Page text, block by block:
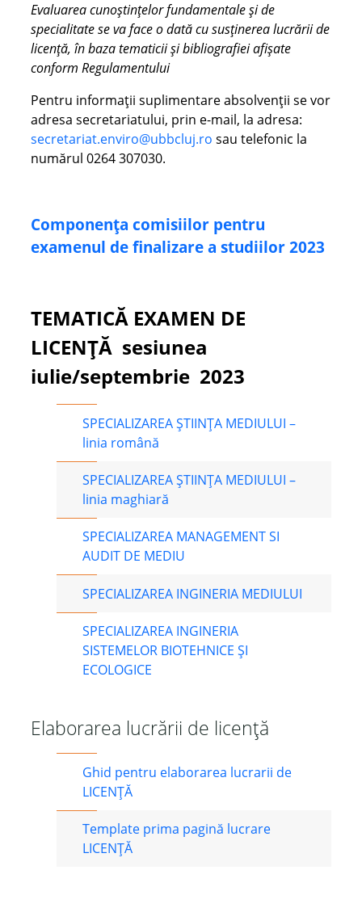
Evaluarea cunoștințelor fundamentale și de
specialitate se va face o dată cu susținerea lucrării de
licență, în baza tematicii și bibliografiei afișate
conform Regulamentului
Pentru informații suplimentare absolvenții se vor
adresa secretariatului, prin e-mail, la adresa:
secretariat.enviro@ubbcluj.ro sau telefonic la
numărul 0264 307030.
Componența comisiilor pentru
examenul de finalizare a studiilor 2023
TEMATICĂ EXAMEN DE
LICENȚĂ sesiunea
iulie/septembrie 2023
SPECIALIZAREA ȘTIINȚA MEDIULUI –
linia română
SPECIALIZAREA ȘTIINȚA MEDIULUI –
linia maghiară
SPECIALIZAREA MANAGEMENT SI
AUDIT DE MEDIU
SPECIALIZAREA INGINERIA MEDIULUI
SPECIALIZAREA INGINERIA
SISTEMELOR BIOTEHNICE ȘI
ECOLOGICE
Elaborarea lucrării de licență
Ghid pentru elaborarea lucrarii de
LICENȚĂ
Template prima pagină lucrare
LICENȚĂ